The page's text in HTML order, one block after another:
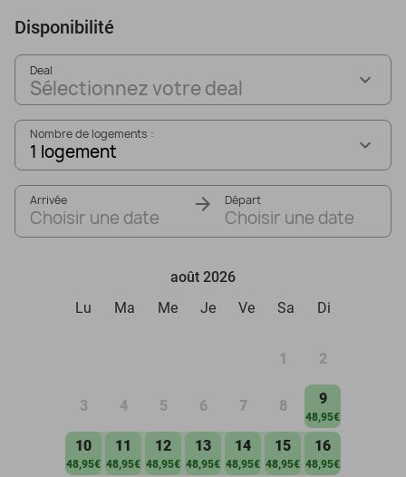
Disponibilité
Deal
Sélectionnez votre deal
Nombre de logements :
1 logement
Arrivée
Choisir une date
Départ
Choisir une date
août 2026
Lu
Ma Me Je Ve Sa Di
1 2
3 4 5 6 7 8 9
48,95€
10
48,95€
11
48,95€
12
48,95€
13
48,95€
14
48,95€
15
48,95€
16
48,95€